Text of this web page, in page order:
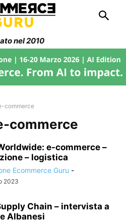
nel 2010
commerce
commerce
e-commerce –
– logistica
Ecommerce Guru -
2023
Chain – intervista a
Albanesi